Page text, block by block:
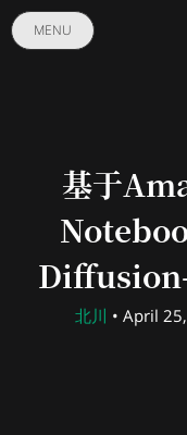
MENU
基于
北川 • April